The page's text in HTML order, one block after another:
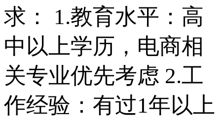
求： 1.教育水平：高
中以上学历，电商相
关专业优先考虑 2.工
作经验：有过1年以上